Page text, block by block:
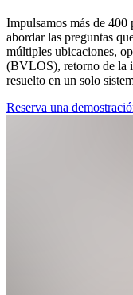
Impulsamos más de 400
abordar las preguntas
múltiples ubicaciones,
(BVLOS), retorno de la
resuelto en un solo
Reserva una